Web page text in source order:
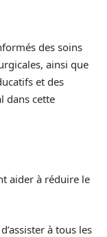
des soins
ainsi que
et des
dans cette
aider à réduire le
à tous les